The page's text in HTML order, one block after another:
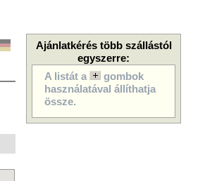
Ajánlatkérés több szállástól
egyszerre:
A listát a
gombok
használatával állíthatja
össze.